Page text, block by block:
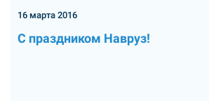
16 марта 2016
С праздником Навруз!